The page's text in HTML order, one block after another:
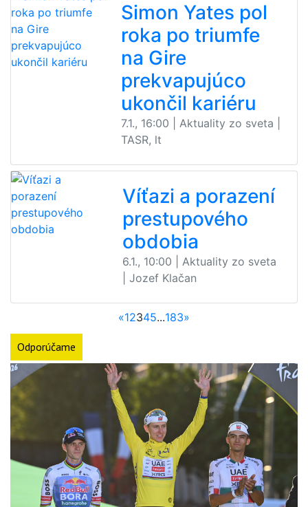
Simon Yates pol
roka po triumfe
na Gire
prekvapujúco
ukončil kariéru
7.1., 16:00 | Aktuality zo sveta |
TASR, lt
Víťazi a porazení
prestupového
obdobia
6.1., 10:00 | Aktuality zo sveta
| Jozef Klačan
«12345...183»
Odporúčame